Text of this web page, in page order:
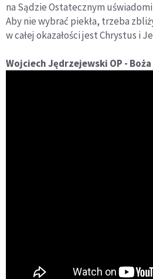
na Sądzie Ostatecznym
Aby nie wybrać piekła, trzeba
w całej okazałości jest Chrystus i
Wojciech Jędrzejewski OP -